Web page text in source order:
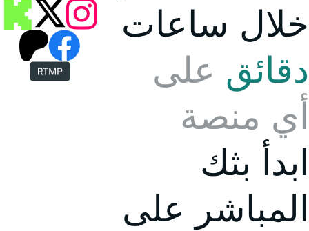
خلال ساعات
دقائق على
أي منصة
ابدأ بثك
المباشر على